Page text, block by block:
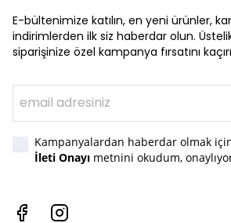
E-bültenimize katılın, en yeni ürünler,
indirimlerden ilk siz haberdar olun.
siparişinize özel kampanya fırsatını
Kampanyalardan haberdar olmak
İleti Onayı metnini okudum,